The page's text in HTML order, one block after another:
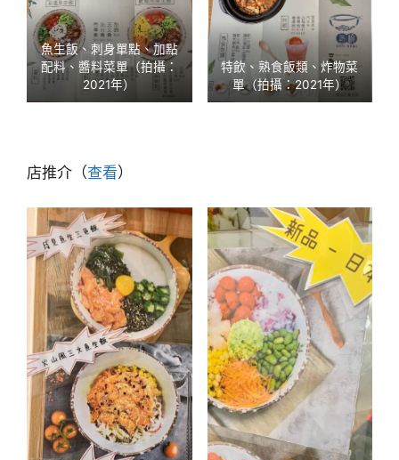
魚生飯、刺身單點、加點
配料、醬料菜單（拍攝：
2021年）
特飲、熟食飯類、炸物菜
單（拍攝：2021年）
店推介（查看）